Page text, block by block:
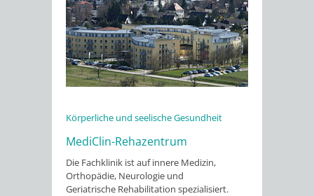
Körperliche und seelische Gesundheit
MediClin-Rehazentrum
Die Fachklinik ist auf innere Medizin,
Orthopädie, Neurologie und
Geriatrische Rehabilitation spezialisiert.